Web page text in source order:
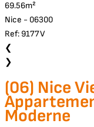
69.56m²
Nice - 06300
Ref: 9177V
❮
❯
(06) Nice
Moderne